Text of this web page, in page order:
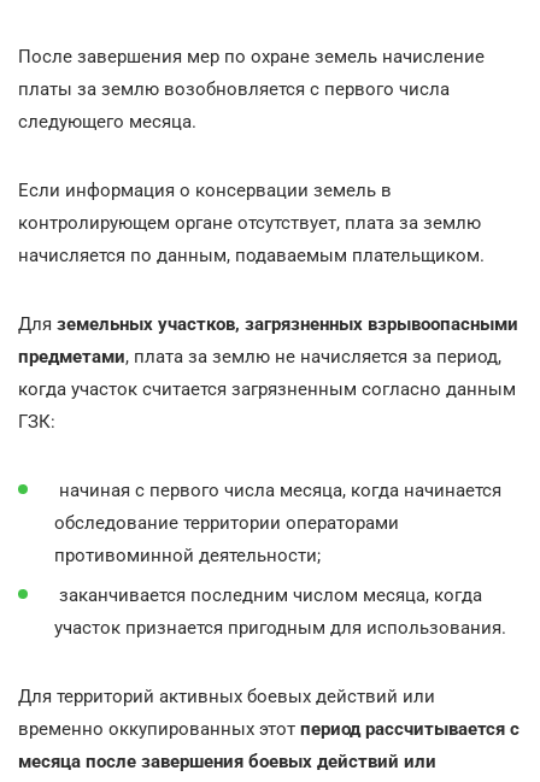
После завершения мер по охране земель начисление
платы за землю возобновляется с первого числа
следующего месяца.
Если информация о консервации земель в
контролирующем органе отсутствует, плата за землю
начисляется по данным, подаваемым плательщиком.
Для земельных участков, загрязненных взрывоопасными
предметами, плата за землю не начисляется за период,
когда участок считается загрязненным согласно данным
ГЗК:
начиная с первого числа месяца, когда начинается
обследование территории операторами
противоминной деятельности;
заканчивается последним числом месяца, когда
участок признается пригодным для использования.
Для территорий активных боевых действий или
временно оккупированных этот период рассчитывается с
месяца после завершения боевых действий или